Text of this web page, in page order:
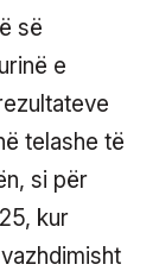
së
e
telashe të
si për
kur